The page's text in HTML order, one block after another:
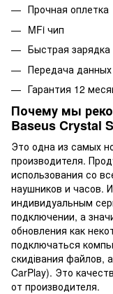
Прочная оплетка
MFi чип
Быстрая зарядка
Передача данных
Гарантия 12
Почему мы
Baseus Crystal
Это одна из самых
производителя.
использования со
наушников и часов.
индивидуальным
подключении, а
обновления как
подключаться
скидівания файлов,
CarPlay). Это
от производителя.